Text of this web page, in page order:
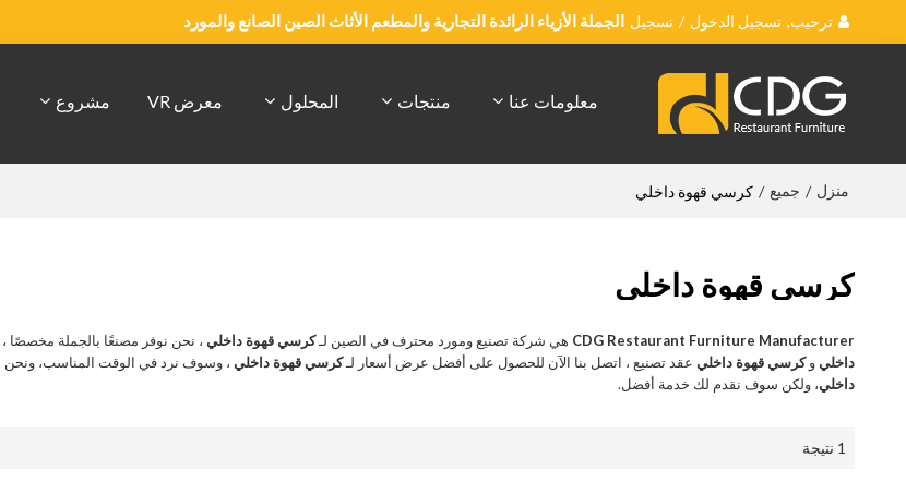
ترحيب, تسجيل الدخول / تسجيل الجملة الأزياء الرائدة التجارية والمطعم الأثاث الصين الصانع والمورد
معلومات عنا منتجات المحلول معرض VR مشروع
منزل / جميع / كرسي قهوة داخلي
كرسي قهوة داخلي
CDG Restaurant Furniture Manufacturer هي شركة تصنيع ومورد محترف في الصين لـكرسي قهوة داخلي، نحن نوفر مصنعًا بالجملة
داخليوكرسي قهوة داخليعقد تصنيع ، اتصل بنا الآن للحصول على أفضل عرض أسعار لـكرسي قهوة داخلي، وسوف نرد في الوقت المناسب، ونحن
داخلي، ولكن سوف نقدم لك خدمة أفضل.
1 نتيجة